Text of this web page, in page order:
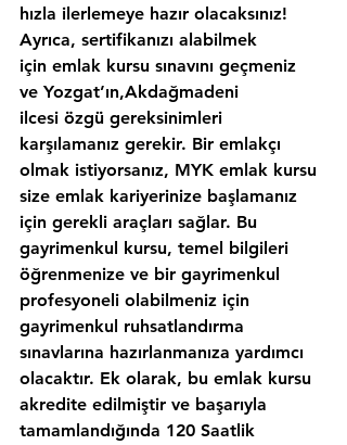
hızla ilerlemeye hazır olacaksınız!
Ayrıca, sertifikanızı alabilmek
için emlak kursu sınavını geçmeniz
ve Yozgat’ın,Akdağmadeni
ilcesi özgü gereksinimleri
karşılamanız gerekir. Bir emlakçı
olmak istiyorsanız, MYK emlak kursu
size emlak kariyerinize başlamanız
için gerekli araçları sağlar. Bu
gayrimenkul kursu, temel bilgileri
öğrenmenize ve bir gayrimenkul
profesyoneli olabilmeniz için
gayrimenkul ruhsatlandırma
sınavlarına hazırlanmanıza yardımcı
olacaktır. Ek olarak, bu emlak kursu
akredite edilmiştir ve başarıyla
tamamlandığında 120 Saatlik